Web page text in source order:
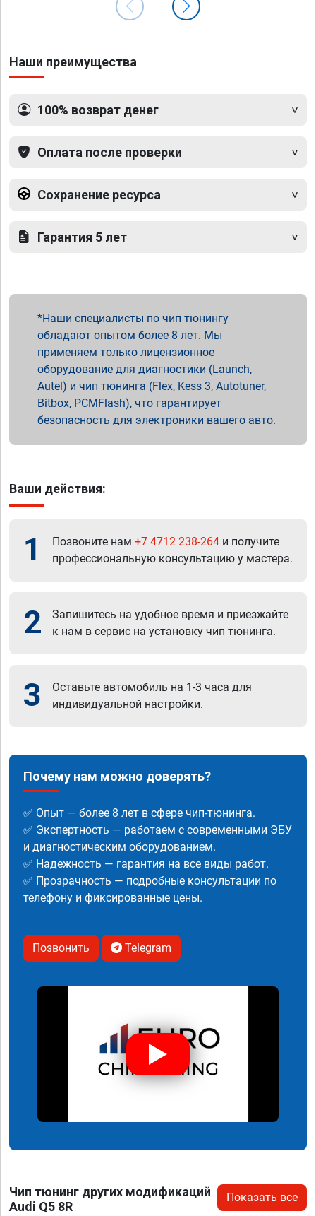
Наши преимущества
100% возврат денег
Оплата после проверки
Сохранение ресурса
Гарантия 5 лет
Наши специалисты по чип тюнингу
обладают опытом более 8 лет. Мы
применяем только лицензионное
оборудование для диагностики (Launch,
Autel) и чип тюнинга (Flex, Kess 3, Autotuner,
Bitbox, PCMFlash), что гарантирует
безопасность для электроники вашего авто.
Ваши действия:
1 Позвоните нам +7 4712 238-264 и получите
профессиональную консультацию у мастера.
2
Запишитесь на удобное время и приезжайте
к нам в сервис на установку чип тюнинга.
3
Оставьте автомобиль на 1-3 часа для
индивидуальной настройки.
Почему нам можно доверять?
✅ Опыт — более 8 лет в сфере чип-тюнинга.
✅ Экспертность — работаем с современными ЭБУ
и диагностическим оборудованием.
✅ Надежность — гарантия на все виды работ.
✅ Прозрачность — подробные консультации по
телефону и фиксированные цены.
Позвонить Telegram
Чип тюнинг других модификаций
Audi Q5 8R
Показать все